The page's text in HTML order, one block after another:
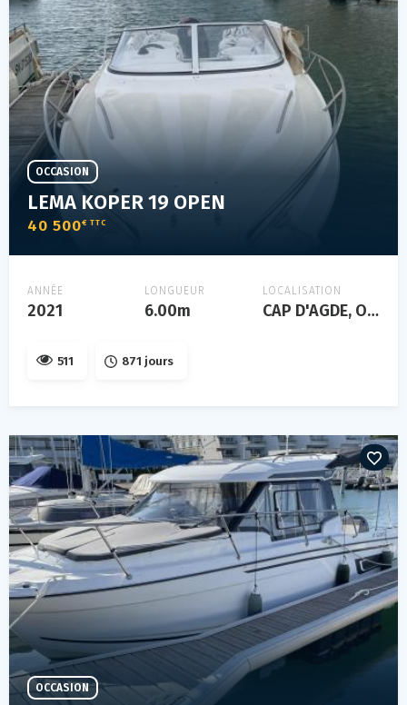
LEMA KOPER 19 OPEN
40 500€ TTC
OCCASION
ANNÉE
2021
LONGUEUR
6.00m
LOCALISATION
CAP D'AGDE, Occitanie, FRANCE
511 871 jours
OCCASION